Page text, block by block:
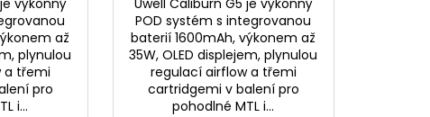
výkonný
až
plynulou
a třemi
pro
i...
Uwell Caliburn G5 je výkonný
POD systém s integrovanou
baterií 1600mAh, výkonem až
35W, OLED displejem, plynulou
regulací airflow a třemi
cartridgemi v balení pro
pohodlné MTL i...